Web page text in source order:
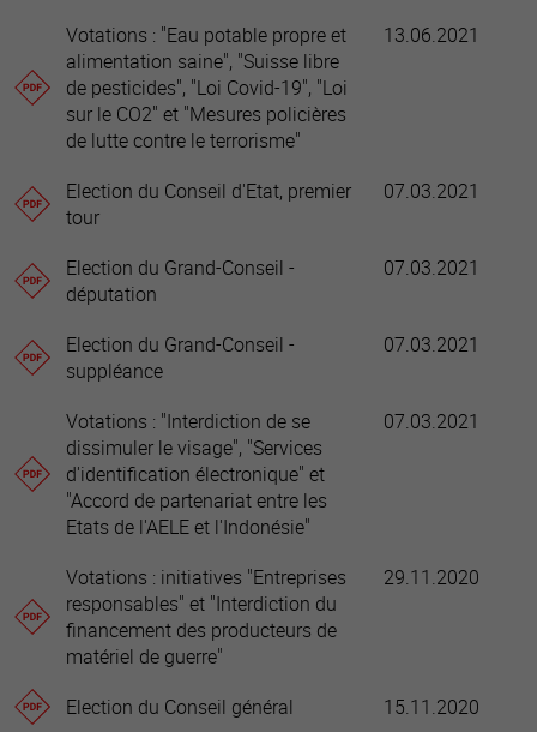
Votations : "Eau potable propre et
alimentation saine", "Suisse libre
de pesticides", "Loi Covid-19", "Loi
sur le CO2" et "Mesures policières
de lutte contre le terrorisme"
13.06.2021
Election du Conseil d'Etat, premier
tour
07.03.2021
Election du Grand-Conseil -
députation
07.03.2021
Election du Grand-Conseil -
suppléance
07.03.2021
Votations : "Interdiction de se
dissimuler le visage", "Services
d'identification électronique" et
"Accord de partenariat entre les
Etats de l'AELE et l'Indonésie"
07.03.2021
Votations : initiatives "Entreprises
responsables" et "Interdiction du
financement des producteurs de
matériel de guerre"
29.11.2020
Election du Conseil général
15.11.2020